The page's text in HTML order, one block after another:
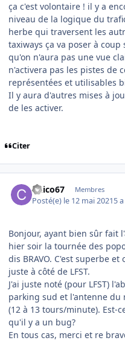
ça c'est volontaire ! il y a
niveau de la logique du
herbe qui traversent les
taxiways ça va poser à
qu'on n'aura pas une vue
n'activera pas les pistes de
représentées et utilisables
Il y aura d'autres mises à
de les activer.
Citer
Chico67 Membres
Posté(e) le 12 mai 20215 a
Bonjour, ayant bien sûr fait
hier soir la tournée des
dis BRAVO. C'est superbe
juste à côté de LFST.
J'ai juste noté (pour LFST)
parking sud et l'antenne du
(12 à 13 tours/minute). Est-
qu'il y a un bug?
En tous cas, merci et re